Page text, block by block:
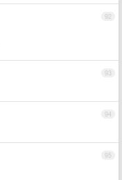
92
93
94
95